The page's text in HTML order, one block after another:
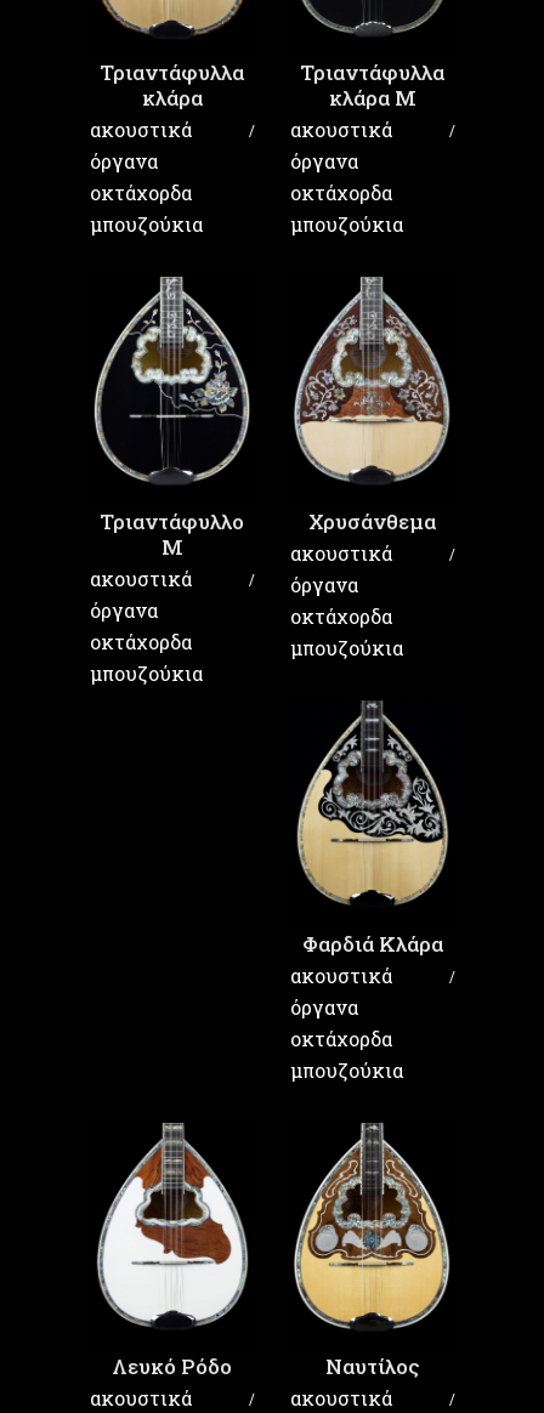
Τριαντάφυλλα
κλάρα
ακουστικά
όργανα
οκτάχορδα
μπουζούκια
Τριαντάφυλλα
κλάρα Μ
ακουστικά
όργανα
οκτάχορδα
μπουζούκια
Τριαντάφυλλο
Μ
ακουστικά
όργανα
οκτάχορδα
μπουζούκια
Χρυσάνθεμα
ακουστικά
όργανα
οκτάχορδα
μπουζούκια
Φαρδιά Κλάρα
ακουστικά
όργανα
οκτάχορδα
μπουζούκια
Λευκό Ρόδο
ακουστικά
Ναυτίλος
ακουστικά